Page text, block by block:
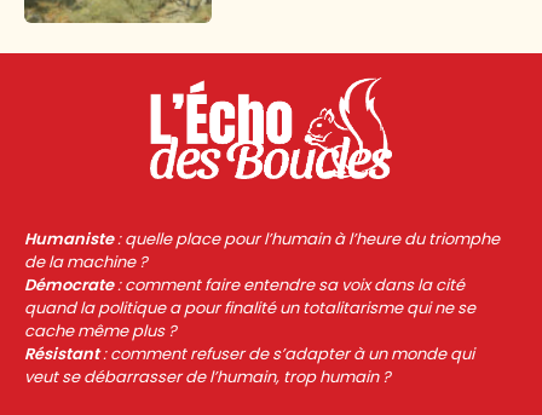
Humaniste: quelle place pour l’humain à l’heure du triomphe
de la machine ?
Démocrate: comment faire entendre sa voix dans la cité
quand la politique a pour finalité un totalitarisme qui ne se
cache même plus ?
Résistant: comment refuser de s’adapter à un monde qui
veut se débarrasser de l’humain, trop humain ?